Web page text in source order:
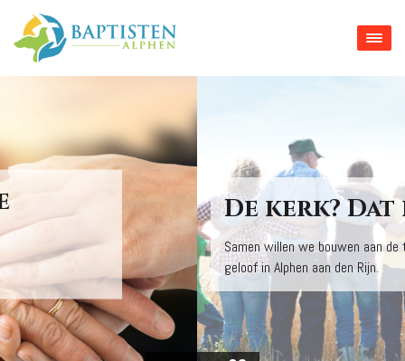
De kerk? Dat ben jij!
Samen willen we bouwen aan de toekomst van
geloof in Alphen aan den Rijn.